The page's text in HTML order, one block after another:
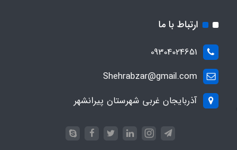
ارتباط با ما
09304024651
Shehrabzar@gmail.com
آذربایجان غربی شهرستان پیرانشهر